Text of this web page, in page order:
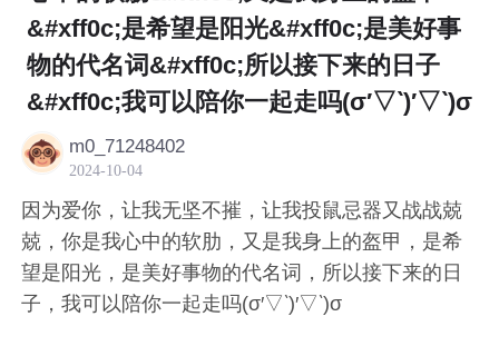
&#xff0c;是希望是阳光&#xff0c;是美好事
物的代名词&#xff0c;所以接下来的日子
&#xff0c;我可以陪你一起走吗(σ′▽‵)′▽‵)σ
m0_71248402
2024-10-04
因为爱你，让我无坚不摧，让我投鼠忌器又战战兢
兢，你是我心中的软肋，又是我身上的盔甲，是希
望是阳光，是美好事物的代名词，所以接下来的日
子，我可以陪你一起走吗(σ′▽‵)′▽‵)σ